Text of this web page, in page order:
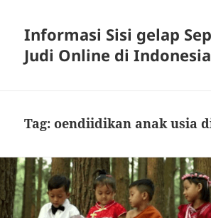
Informasi Sisi gelap
Judi Online di Indonesia
Tag:oendiidikan anak usia